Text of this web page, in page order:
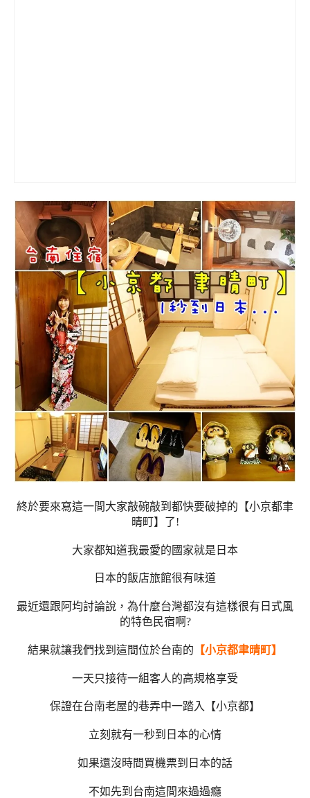
終於要來寫這一間大家敲碗敲到都快要破掉的【小京都聿
晴町】了!
大家都知道我最愛的國家就是日本
日本的飯店旅館很有味道
最近還跟阿均討論說，為什麼台灣都沒有這樣很有日式風
的特色民宿啊?
結果就讓我們找到這間位於台南的 【小京都聿晴町】
一天只接待一組客人的高規格享受
保證在台南老屋的巷弄中一踏入【小京都】
立刻就有一秒到日本的心情
如果還沒時間買機票到日本的話
不如先到台南這間來過過癮